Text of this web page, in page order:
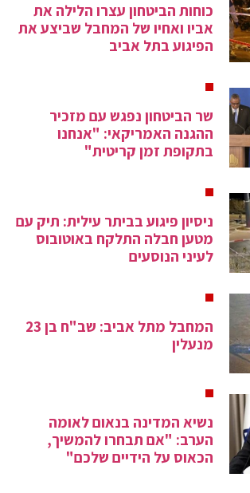
כוחות הביטחון עצרו הלילה את
אביו ואחיו של המחבל שביצע את
הפיגוע בתל אביב
שר הביטחון נפגש עם מזכיר
ההגנה האמריקאי: "אנחנו
בתקופת זמן קריטית"
ניסיון פיגוע בביתר עילית: תיק עם
מטען חבלה התלקח באוטובוס
לעיני הנוסעים
המחבל מתל אביב: שב"ח בן 23
מנעלין
נשיא המדינה בנאום לאומה
הערב: "אם תבחרו להמשיך,
הכאוס על הידיים שלכם"